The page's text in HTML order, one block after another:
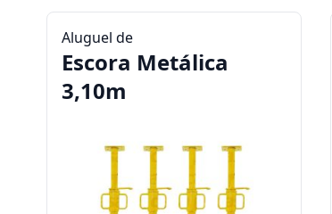
Aluguel de
Escora Metálica
3,10m